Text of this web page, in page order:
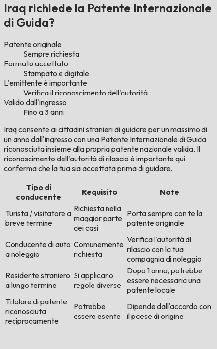
Iraq richiede la Patente Internazionale
di Guida?
Patente originale
Sempre richiesta
Formato accettato
Stampato e digitale
L'emittente è importante
Verifica il riconoscimento dell'autorità
Valido dall'ingresso
Fino a 3 anni
Iraq consente ai cittadini stranieri di guidare per un massimo di
un anno dall'ingresso con una Patente Internazionale di Guida
riconosciuta insieme alla propria patente nazionale valida. Il
riconoscimento dell'autorità di rilascio è importante qui,
conferma che la tua sia accettata prima di guidare.
Tipo di
conducente
Requisito Note
Turista / visitatore a
breve termine
Richiesta nella
maggior parte
dei casi
Porta sempre con te la
patente originale
Conducente di auto
a noleggio
Comunemente
richiesta
Verifica l'autorità di
rilascio con la tua
compagnia di noleggio
Residente straniero
a lungo termine
Si applicano
regole diverse
Dopo 1 anno, potrebbe
essere necessaria una
patente locale
Titolare di patente
riconosciuta
reciprocamente
Potrebbe
essere esente
Dipende dall'accordo con
il paese di origine